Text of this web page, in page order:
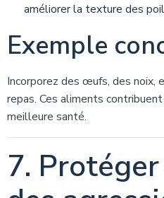
améliorer la texture des
Exemple
Incorporez des œufs, des noix,
repas. Ces aliments
meilleure santé.
7.